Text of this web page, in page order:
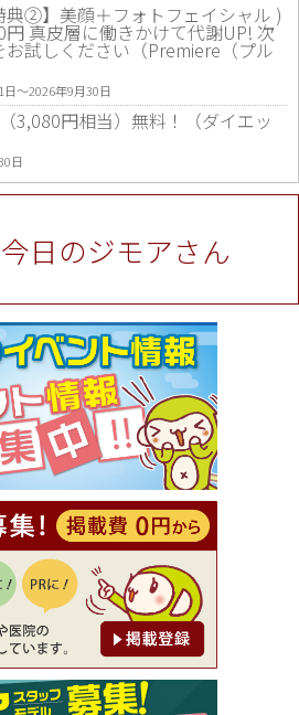
典②】美顔＋フォトフェイシャル )
真皮層に働きかけて代謝UP! 次
お試しください（Premiere（プル
〜2026年9月30日
3,080円相当）無料！（ダイエッ
日
ア見た」で更に買い取り金額 U
新品商品は除く（大黒屋 高田馬場
日
★ お会計より全品5％OFF（ナチ
イドショップ［マキマキ］）
日まで
初回割引 特価 VIO脱毛11,000円
ズ専門ワックス脱毛サロン Mickle
日
2】コース 3,500円→3,000円（料
放題）（創作イタリアン Pia Cu
レ））
日
典1】料理全品20％OFF ※18時以
ン Pia Cuore（ピアクオーレ））
日
初回割引 特価 鼻毛脱毛 半額 2,2
メンズ専門ワックス脱毛サロン Mi
））
日
典①】まつ毛カール 3,850円→ 2,7
今日のジモアさん